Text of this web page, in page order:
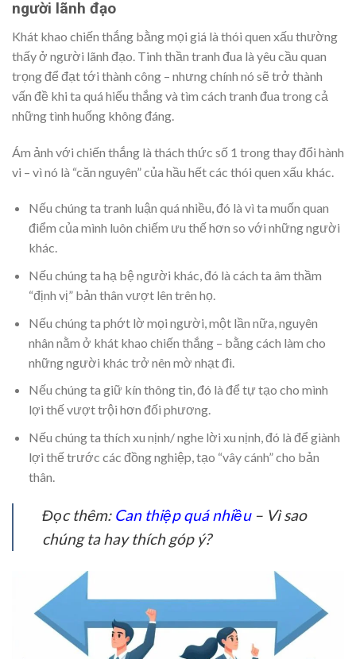
người lãnh đạo
Khát khao chiến thắng bằng mọi giá là thói quen xấu thường
thấy ở người lãnh đạo. Tinh thần tranh đua là yêu cầu quan
trọng để đạt tới thành công – nhưng chính nó sẽ trở thành
vấn đề khi ta quá hiếu thắng và tìm cách tranh đua trong cả
những tình huống không đáng.
Ám ảnh với chiến thắng là thách thức số 1 trong thay đổi hành
vi – vì nó là “căn nguyên” của hầu hết các thói quen xấu khác.
Nếu chúng ta tranh luận quá nhiều, đó là vì ta muốn quan
điểm của mình luôn chiếm ưu thế hơn so với những người
khác.
Nếu chúng ta hạ bệ người khác, đó là cách ta âm thầm
“định vị” bản thân vượt lên trên họ.
Nếu chúng ta phớt lờ mọi người, một lần nữa, nguyên
nhân nằm ở khát khao chiến thắng – bằng cách làm cho
những người khác trở nên mờ nhạt đi.
Nếu chúng ta giữ kín thông tin, đó là để tự tạo cho mình
lợi thế vượt trội hơn đối phương.
Nếu chúng ta thích xu nịnh/ nghe lời xu nịnh, đó là để giành
lợi thế trước các đồng nghiệp, tạo “vây cánh” cho bản
thân.
Đọc thêm: Can thiệp quá nhiều– Vì sao
chúng ta hay thích góp ý?